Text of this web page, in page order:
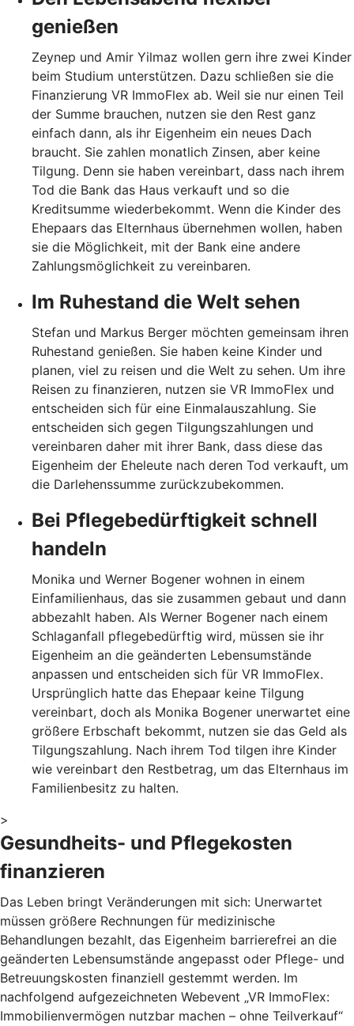
genießen
Zeynep und Amir Yilmaz wollen gern ihre zwei Kinder
beim Studium unterstützen. Dazu schließen sie die
Finanzierung VR ImmoFlex ab. Weil sie nur einen Teil
der Summe brauchen, nutzen sie den Rest ganz
einfach dann, als ihr Eigenheim ein neues Dach
braucht. Sie zahlen monatlich Zinsen, aber keine
Tilgung. Denn sie haben vereinbart, dass nach ihrem
Tod die Bank das Haus verkauft und so die
Kreditsumme wiederbekommt. Wenn die Kinder des
Ehepaars das Elternhaus übernehmen wollen, haben
sie die Möglichkeit, mit der Bank eine andere
Zahlungsmöglichkeit zu vereinbaren.
Im Ruhestand die Welt sehen
Stefan und Markus Berger möchten gemeinsam ihren
Ruhestand genießen. Sie haben keine Kinder und
planen, viel zu reisen und die Welt zu sehen. Um ihre
Reisen zu finanzieren, nutzen sie VR ImmoFlex und
entscheiden sich für eine Einmalauszahlung. Sie
entscheiden sich gegen Tilgungszahlungen und
vereinbaren daher mit ihrer Bank, dass diese das
Eigenheim der Eheleute nach deren Tod verkauft, um
die Darlehenssumme zurückzubekommen.
Bei Pflegebedürftigkeit schnell
handeln
Monika und Werner Bogener wohnen in einem
Einfamilienhaus, das sie zusammen gebaut und dann
abbezahlt haben. Als Werner Bogener nach einem
Schlaganfall pflegebedürftig wird, müssen sie ihr
Eigenheim an die geänderten Lebensumstände
anpassen und entscheiden sich für VR ImmoFlex.
Ursprünglich hatte das Ehepaar keine Tilgung
vereinbart, doch als Monika Bogener unerwartet eine
größere Erbschaft bekommt, nutzen sie das Geld als
Tilgungszahlung. Nach ihrem Tod tilgen ihre Kinder
wie vereinbart den Restbetrag, um das Elternhaus im
Familienbesitz zu halten.
>
Gesundheits- und Pflegekosten
finanzieren
Das Leben bringt Veränderungen mit sich: Unerwartet
müssen größere Rechnungen für medizinische
Behandlungen bezahlt, das Eigenheim barrierefrei an die
geänderten Lebensumstände angepasst oder Pflege- und
Betreuungskosten finanziell gestemmt werden. Im
nachfolgend aufgezeichneten Webevent „VR ImmoFlex:
Immobilienvermögen nutzbar machen – ohne Teilverkauf“